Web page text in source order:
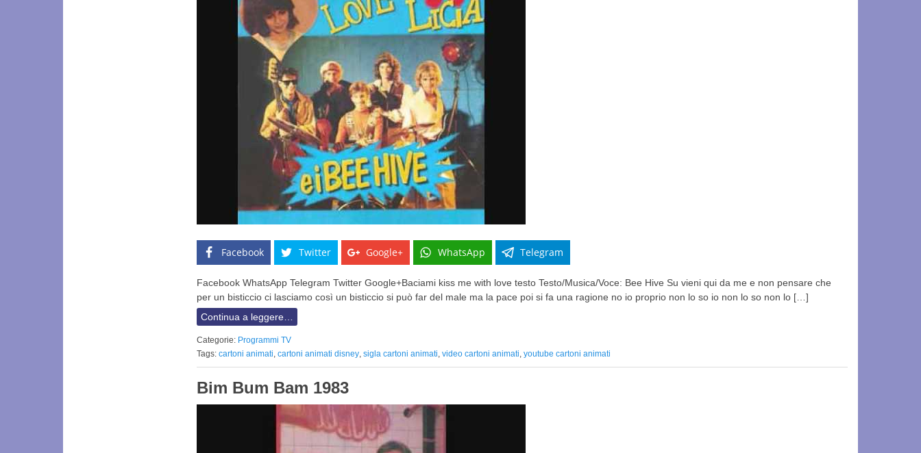
Facebook Twitter Google+ WhatsApp Telegram
Facebook WhatsApp Telegram Twitter Google+Baciami kiss me with love testo Testo/Musica/Voce: Bee Hive Su vieni qui da me e non pensare che
per un bisticcio ci lasciamo così un bisticcio si può far del male ma la pace poi si fa una ragione no io proprio non lo so io non lo so non lo […]
Continua a leggere…
Categorie: Programmi TV
Tags: cartoni animati cartoni animati disney sigla cartoni animati video cartoni animati youtube cartoni animati
Bim Bum Bam 1983